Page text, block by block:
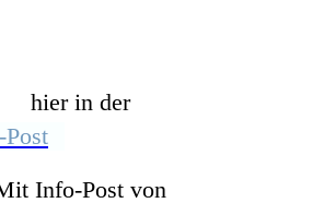
hier in der
Info-Post von